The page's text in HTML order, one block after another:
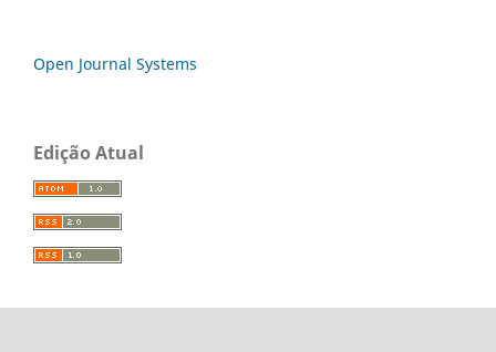
Open Journal Systems
Edição Atual